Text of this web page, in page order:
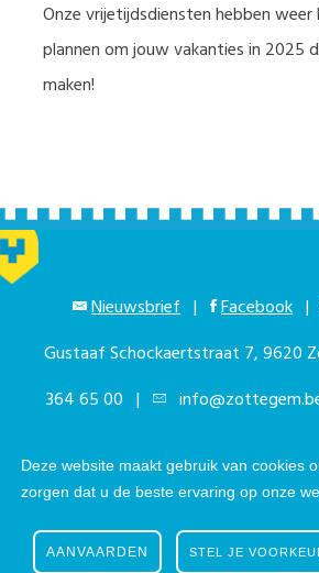
Deze website maakt gebruik van cookies
zorgen dat u de beste ervaring op onze
STEL JE
AANVAARDEN
Onze vrijetijdsdiensten hebben
plannen om jouw vakanties in 2025
maken!
Nieuwsbrief | Facebook |
Gustaaf Schockaertstraat 7, 9620
364 65 00 |
Telefonisch bereikbaar elke werkdag
Stad Zottegem | Powered byThe